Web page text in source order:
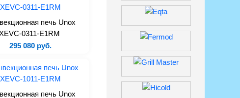
печь Unox
0311-E1RM
295 080 руб.
печь Unox